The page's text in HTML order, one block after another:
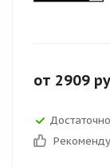
от 2909
Достаточно